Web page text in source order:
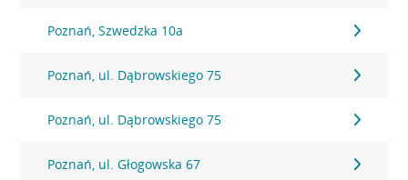
Poznań, Szwedzka 10a
Poznań, ul. Dąbrowskiego 75
Poznań, ul. Dąbrowskiego 75
Poznań, ul. Głogowska 67